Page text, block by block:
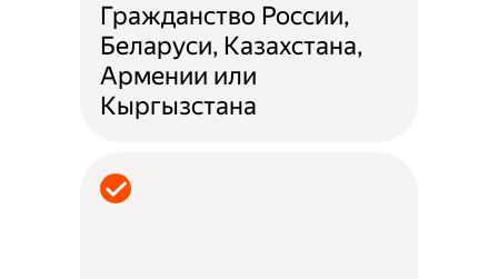
Гражданство России,
Беларуси, Казахстана,
Армении или
Кыргызстана